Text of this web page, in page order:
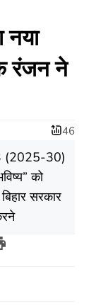
नया
रंजन ने
46
(2025-30)
को
सरकार